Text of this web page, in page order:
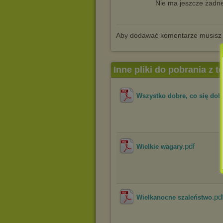
Nie ma jeszcze
Aby dodawać komentarze musisz
Inne pliki do pobrania z
Wszystko dobre, co się
Wielkie wagary.pdf
Wielkanocne szaleństwo